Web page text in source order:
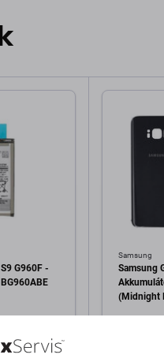
G960F -
Samsung
Samsung
(Midnight